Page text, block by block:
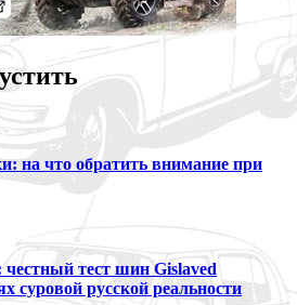
на что обратить внимание при
тест шин Gislaved
суровой русской реальности